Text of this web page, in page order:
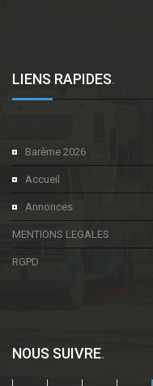
LIENS RAPIDES.
Barème 2026
Accueil
Annonces
MENTIONS LEGALES
RGPD
NOUS SUIVRE.